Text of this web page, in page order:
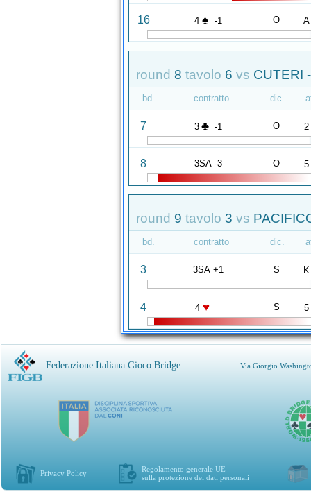
16 4 ♠ -1 O A
round 8 tavolo 6 vs CUTERI
bd. contratto dic.
7 3 ♣ -1 O 2
8 3SA -3 O 5
round 9 tavolo 3 vs
bd. contratto dic.
3 3SA +1 S K
4 4 ♥ = S 5
Federazione Italiana Gioco Bridge Via Giorgio
Privacy Policy
Regolamento generale UE
sulla protezione dei dati personali